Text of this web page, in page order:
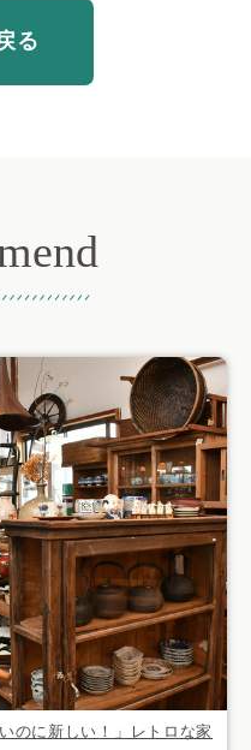
る
のに新しい！」レトロな家